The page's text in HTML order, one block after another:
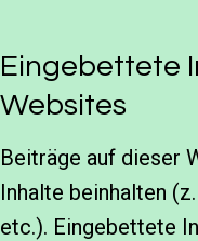
Eingebettete
Websites
Beiträge auf dieser
Inhalte beinhalten
etc.). Eingebettete